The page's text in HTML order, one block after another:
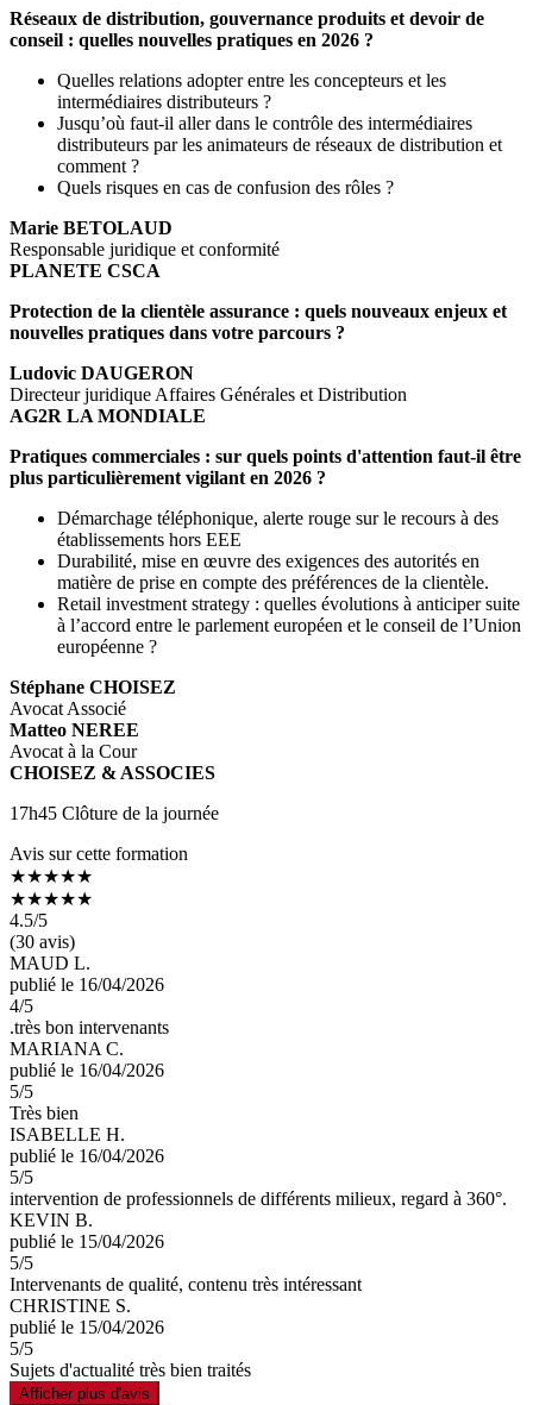
Réseaux de distribution, gouvernance produits et devoir de
conseil : quelles nouvelles pratiques en 2026 ?
Quelles relations adopter entre les concepteurs et les
intermédiaires distributeurs ?
Jusqu’où faut-il aller dans le contrôle des intermédiaires
distributeurs par les animateurs de réseaux de distribution et
comment ?
Quels risques en cas de confusion des rôles ?
Marie BETOLAUD
Responsable juridique et conformité
PLANETE CSCA
Protection de la clientèle assurance : quels nouveaux enjeux et
nouvelles pratiques dans votre parcours ?
Ludovic DAUGERON
Directeur juridique Affaires Générales et Distribution
AG2R LA MONDIALE
Pratiques commerciales : sur quels points d'attention faut-il être
plus particulièrement vigilant en 2026 ?
Démarchage téléphonique, alerte rouge sur le recours à des
établissements hors EEE
Durabilité, mise en œuvre des exigences des autorités en
matière de prise en compte des préférences de la clientèle.
Retail investment strategy : quelles évolutions à anticiper suite
à l’accord entre le parlement européen et le conseil de l’Union
européenne ?
Stéphane CHOISEZ
Avocat Associé
Matteo NEREE
Avocat à la Cour
CHOISEZ & ASSOCIES
17h45 Clôture de la journée
Avis sur cette formation
★★★★★
★★★★★
4.5/5
(30 avis)
MAUD L.
publié le 16/04/2026
4/5
.très bon intervenants
MARIANA C.
publié le 16/04/2026
5/5
Très bien
ISABELLE H.
publié le 16/04/2026
5/5
intervention de professionnels de différents milieux, regard à 360°.
KEVIN B.
publié le 15/04/2026
5/5
Intervenants de qualité, contenu très intéressant
CHRISTINE S.
publié le 15/04/2026
5/5
Sujets d'actualité très bien traités
Afficher plus d'avis